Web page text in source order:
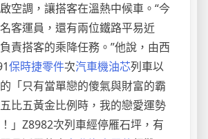
空調，讓搭客在溫熱中候車。“今
客運員，還有兩位鐵路平易近
責搭客的乘降任務。”他說，由西
保時捷零件次汽車機油芯列車以
「只有當單戀的傻氣與財富的霸
比五黃金比例時，我的戀愛運勢
」Z8982次列車經停雁石坪，有